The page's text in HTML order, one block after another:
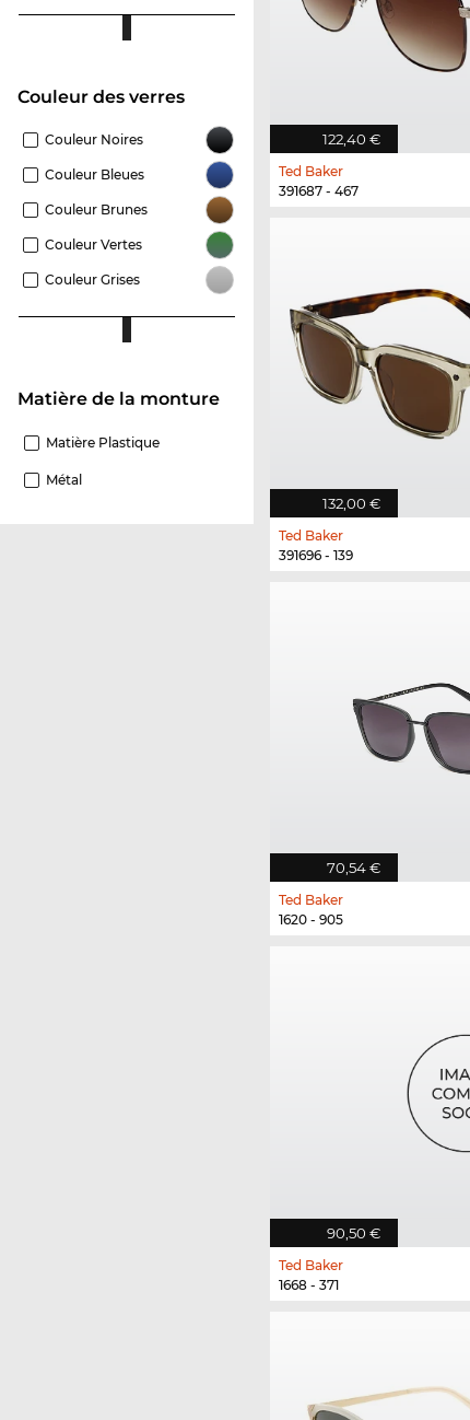
Couleur des verres
Couleur Noires
Couleur Bleues
Couleur Brunes
Couleur Vertes
Couleur Grises
Matière de la monture
Matière Plastique
Métal
122,40 €
Ted Baker
391687 - 467
132,00 €
Ted Baker
391696 - 139
70,54 €
Ted Baker
1620 - 905
90,50 €
Ted Baker
1668 - 371